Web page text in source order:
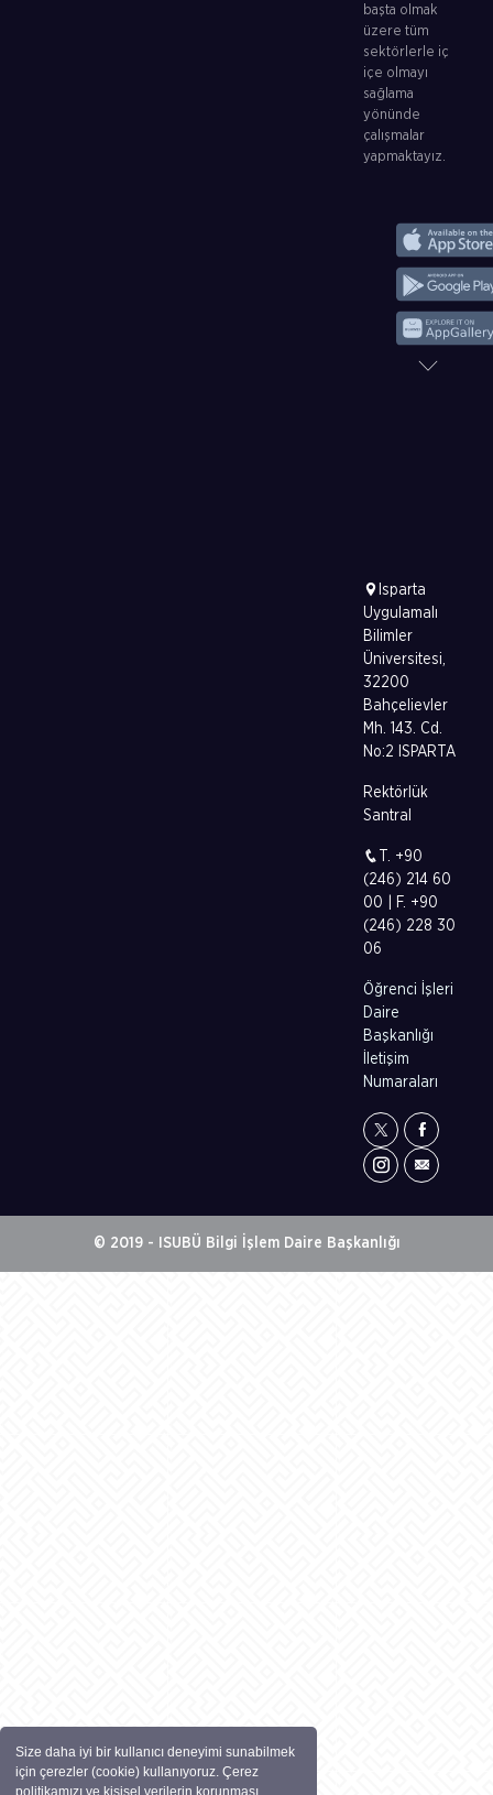
Size daha iyi bir kullanıcı deneyimi sunabilmek
için çerezler (cookie) kullanıyoruz. Çerez
başta olmak
üzere tüm
sektörlerle iç
içe olmayı
sağlama
yönünde
çalışmalar
yapmaktayız.
Isparta
Uygulamalı
Bilimler
Üniversitesi,
32200
Bahçelievler
Mh. 143. Cd.
No:2 ISPARTA
Rektörlük
Santral
T. +90
(246) 214 60
00 | F. +90
(246) 228 30
06
Öğrenci İşleri
Daire
Başkanlığı
İletişim
Numaraları
© 2019 - ISUBÜ Bilgi İşlem Daire Başkanlığı